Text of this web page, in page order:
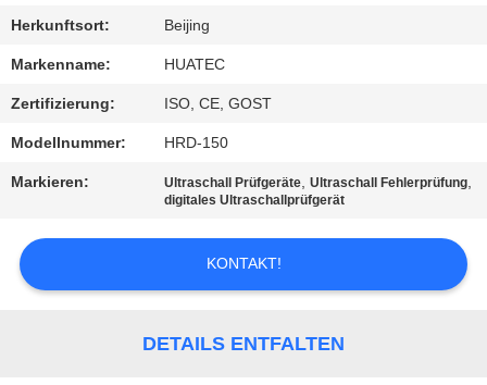
SIE
MIT
UNS
IN
VERBINDUNG
FORDERN
SIE EIN
Herkunftsort: Beijing
Markenname: HUATEC
Zertifizierung: ISO, CE, GOST
Modellnummer: HRD-150
Markieren: Ultraschall Prüfgeräte,Ultraschall Fehlerprüfung,
digitales Ultraschallprüfgerät
KONTAKT!
DETAILS ENTFALTEN